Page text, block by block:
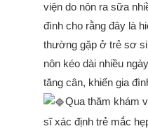
viện do nôn ra sữa
đình cho rằng đây là
thường gặp ở trẻ sơ
nôn kéo dài nhiều
tăng cân, khiến gia
Qua thăm khám
sĩ xác định trẻ mắc